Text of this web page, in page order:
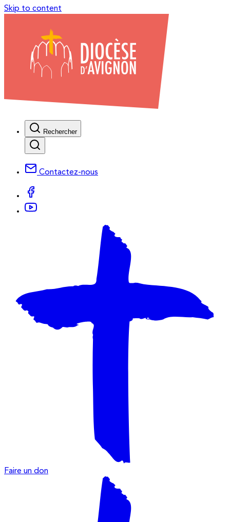
Skip to content
Rechercher
Contactez-nous
Faire un don